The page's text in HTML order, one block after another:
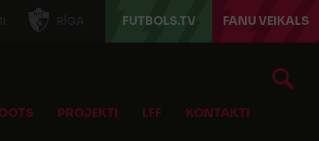
RĪGA FUTBOLS.TV FANU VEIKALS
PROJEKTI LFF KONTAKTI